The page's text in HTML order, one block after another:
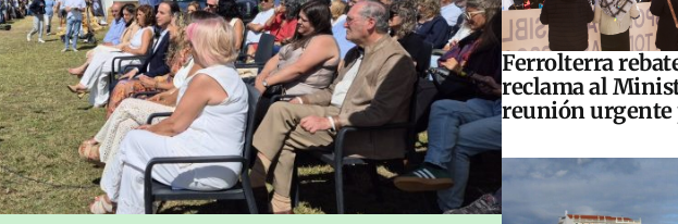
Ferrolterra
reclama al
reunión urgente